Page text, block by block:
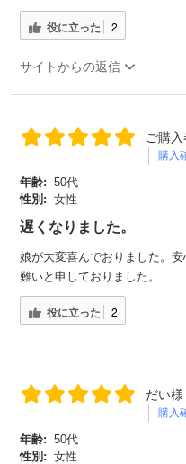
役に立った 2
サイトからの返信
ご購
購入
年齢: 50代
性別: 女性
遅くなりました。
娘が大変喜んでおりました。
難いと申しておりました。
役に立った 2
だい様
購入
年齢: 50代
性別: 女性